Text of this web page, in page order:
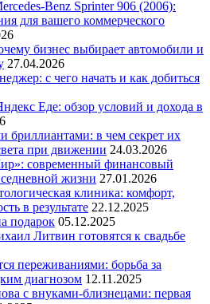
Benz Sprinter 906 (2006):
для вашего коммерческого
бизнес выбирает автомобили и
27.04.2026
с чего начать и как добиться
Еде: обзор условий и дохода в
бриллиантами: в чем секрет их
при движении 24.03.2026
современный финансовый
жизни 27.01.2026
клиника: комфорт,
в результате 22.12.2025
подарок 05.12.2025
Литвин готовятся к свадьбе
переживаниями: борьба за
диагнозом 12.11.2025
с внуками-близнецами: первая